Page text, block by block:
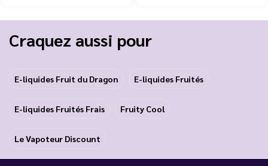
Craquez aussi pour
E-liquides Fruit du Dragon E-liquides Fruités
E-liquides Fruités Frais Fruity Cool
Le Vapoteur Discount